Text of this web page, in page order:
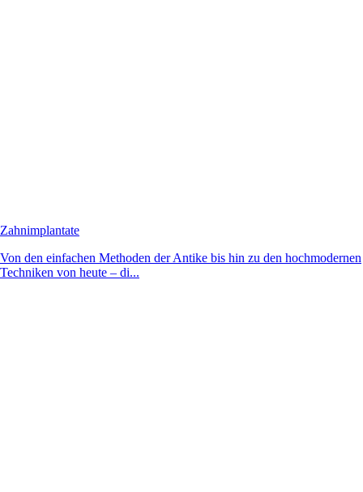
Zahnimplantate
Von den einfachen Methoden der Antike bis hin zu den hochmodernen
Techniken von heute – di...